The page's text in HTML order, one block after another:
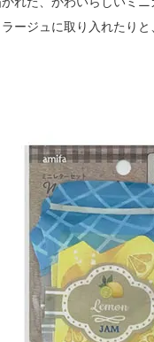
ージュに取り入れたりと